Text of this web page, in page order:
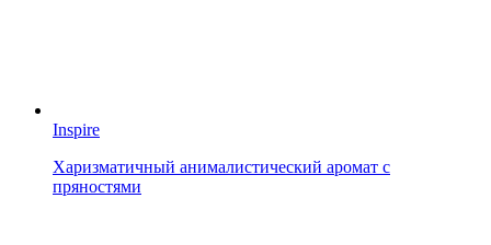
Inspire
Харизматичный анималистический аромат с
пряностями